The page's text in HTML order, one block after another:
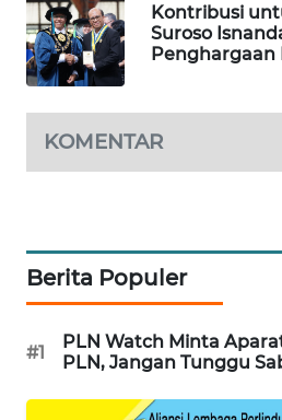
Kontribusi
Suroso
Penghargaan
KOMENTAR
Berita Populer
#1
PLN Watch Minta
PLN, Jangan Tunggu
WN
CIANJUR
KEPULAUAN
SERIBU
TANGERANG
WN
BINJAI